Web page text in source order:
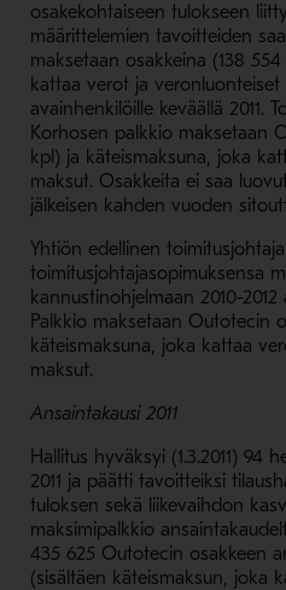
osakekohtaiseen tulokseen
määrittelemien tavoitteiden
maksetaan osakkeina (138
kattaa verot ja
avainhenkilöille keväällä 2011.
Korhosen palkkio maksetaan
kpl) ja käteismaksuna, joka
maksut. Osakkeita ei saa
jälkeisen kahden vuoden
Yhtiön edellinen
toimitusjohtajasopimuksensa
kannustinohjelmaan 2010-2012
Palkkio maksetaan Outotecin
käteismaksuna, joka kattaa
maksut.
Ansaintakausi 2011
Hallitus hyväksyi (1.3.2011) 94
2011 ja päätti tavoitteiksi
tuloksen sekä liikevaihdon
maksimipalkkio
435 625 Outotecin osakkeen
(sisältäen käteismaksun, joka